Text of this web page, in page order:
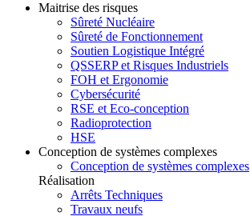
Maitrise des risques
Sûreté Nucléaire
Sûreté de Fonctionnement
Soutien Logistique Intégré
QSSERP et Risques Industriels
FOH et Ergonomie
Cybersécurité
RSE et Eco-conception
Radioprotection
HSE
Conception de systèmes complexes
Conception de systèmes complexes
Réalisation
Arrêts Techniques
Travaux neufs